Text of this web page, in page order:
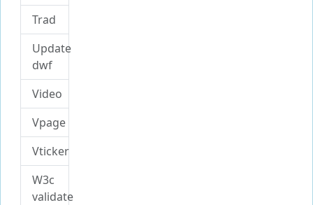
Trad
Update
dwf
Video
Vpage
Vticker
W3c
validate